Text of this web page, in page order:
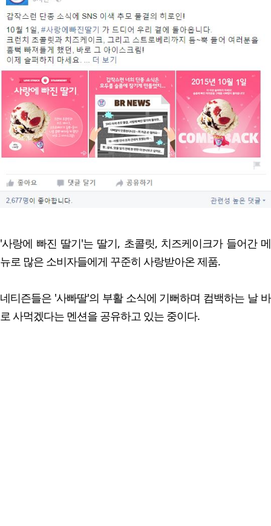
'사랑에 빠진 딸기'는 딸기, 초콜릿, 치즈케이크가 들어간 메
뉴로 많은 소비자들에게 꾸준히 사랑받아온 제품.
네티즌들은 '사빠딸'의 부활 소식에 기뻐하며 컴백하는 날 바
로 사먹겠다는 멘션을 공유하고 있는 중이다.